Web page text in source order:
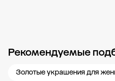
Рекомендуемые
Золотые украшения для
Новости компании Журнал